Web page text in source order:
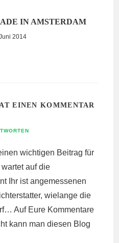
IN AMSTERDAM
2014
EINEN KOMMENTAR
wichtigen Beitrag für
auf die
Ihr ist angemessenen
wielange die
Auf Eure Kommentare
kann man diesen Blog